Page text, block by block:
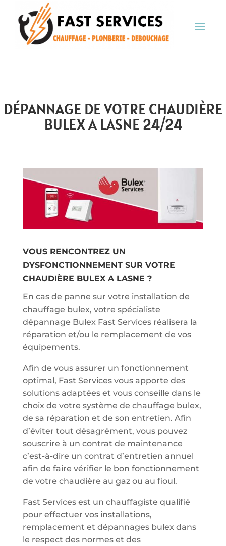
DÉPANNAGE DE VOTRE CHAUDIÈRE
BULEX A LASNE 24/24
VOUS RENCONTREZ UN
DYSFONCTIONNEMENT SUR VOTRE
CHAUDIÈRE BULEX A LASNE ?
En cas de panne sur votre installation de
chauffage bulex, votre spécialiste
dépannage Bulex Fast Services réalisera la
réparation et/ou le remplacement de vos
équipements.
Afin de vous assurer un fonctionnement
optimal, Fast Services vous apporte des
solutions adaptées et vous conseille dans le
choix de votre système de chauffage bulex,
de sa réparation et de son entretien. Afin
d’éviter tout désagrément, vous pouvez
souscrire à un contrat de maintenance
c’est-à-dire un contrat d’entretien annuel
afin de faire vérifier le bon fonctionnement
de votre chaudière au gaz ou au fioul.
Fast Services est un chauffagiste qualifié
pour effectuer vos installations,
remplacement et dépannages bulex dans
le respect des normes et des